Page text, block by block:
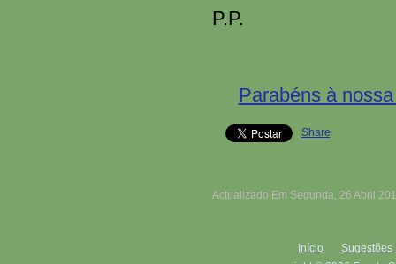
P.P.
Parabéns à
Share
Actualizado Em Segunda, 26 Abril
Início
Sugestões